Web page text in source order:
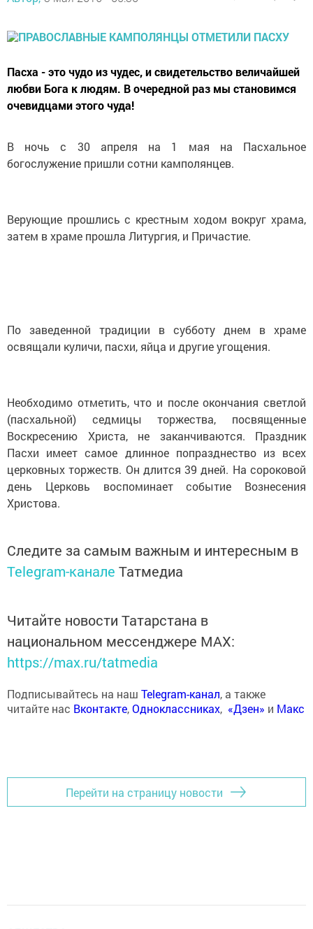
Пасха - это чудо из чудес, и свидетельство величайшей
любви Бога к людям. В очередной раз мы становимся
очевидцами этого чуда!
В ночь с 30 апреля на 1 мая на Пасхальное
богослужение пришли сотни камполянцев.
Верующие прошлись с крестным ходом вокруг храма,
затем в храме прошла Литургия, и Причастие.
По заведенной традиции в субботу днем в храме
освящали куличи, пасхи, яйца и другие угощения.
Необходимо отметить, что и после окончания светлой
(пасхальной) седмицы торжества, посвященные
Воскресению Христа, не заканчиваются. Праздник
Пасхи имеет самое длинное попразднество из всех
церковных торжеств. Он длится 39 дней. На сороковой
день Церковь воспоминает событие Вознесения
Христова.
Следите за самым важным и интересным в
Telegram-канале Татмедиа
Читайте новости Татарстана в
национальном мессенджере MАХ:
https://max.ru/tatmedia
Подписывайтесь на наш Telegram-канал, а также
читайте нас Вконтакте,Одноклассниках, «Дзен» и Макс
Перейти на страницу новости